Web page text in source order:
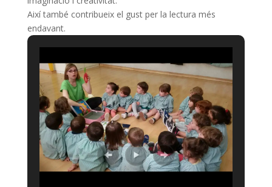
Així també contribueix el gust per la lectura més
endavant.